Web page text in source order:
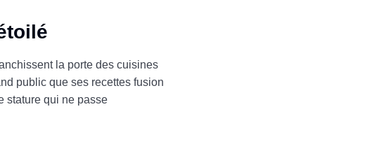
la porte des cuisines
public que ses recettes fusion
stature qui ne passe